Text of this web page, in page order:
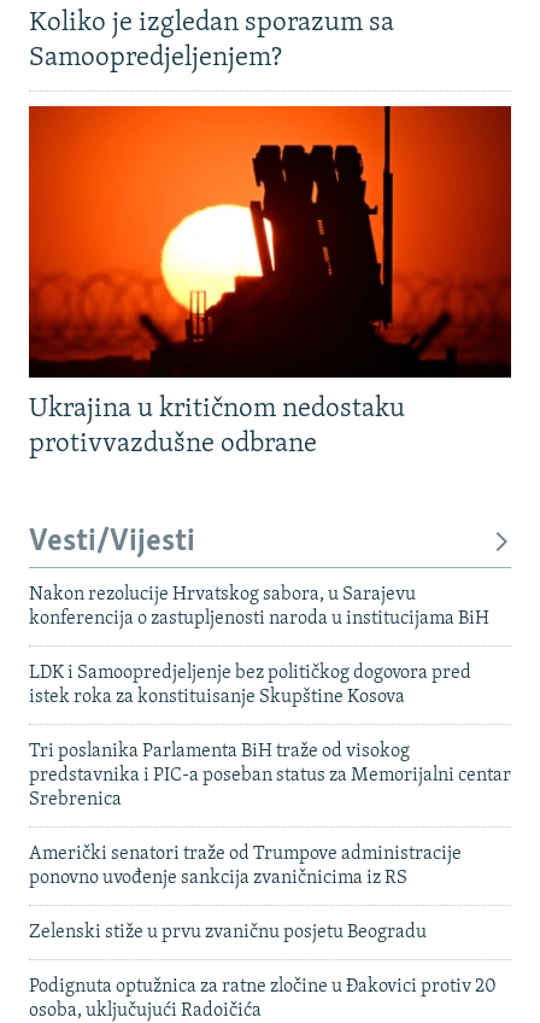
Koliko je izgledan sporazum sa
Samoopredjeljenjem?
Ukrajina u kritičnom nedostaku
protivvazdušne odbrane
Vesti/Vijesti
Nakon rezolucije Hrvatskog sabora, u Sarajevu
konferencija o zastupljenosti naroda u institucijama BiH
LDK i Samoopredjeljenje bez političkog dogovora pred
istek roka za konstituisanje Skupštine Kosova
Tri poslanika Parlamenta BiH traže od visokog
predstavnika i PIC-a poseban status za Memorijalni centar
Srebrenica
Američki senatori traže od Trumpove administracije
ponovno uvođenje sankcija zvaničnicima iz RS
Zelenski stiže u prvu zvaničnu posjetu Beogradu
Podignuta optužnica za ratne zločine u Đakovici protiv 20
osoba, uključujući Radoičića